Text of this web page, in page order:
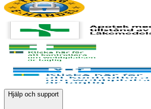
Hjälp och support